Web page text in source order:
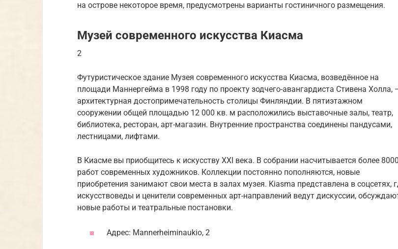
на острове некоторое время, предусмотрены варианты гостиничного размещения.
Музей современного искусства Киасма
2
Футуристическое здание Музея современного искусства Киасма, возведённое на
площади Маннергейма в 1998 году по проекту зодчего-авангардиста Стивена Холла,
архитектурная достопримечательность столицы Финляндии. В пятиэтажном
сооружении общей площадью 12 000 кв. м расположились выставочные залы, театр,
библиотека, ресторан, арт-магазин. Внутренние пространства соединены пандусами,
лестницами, лифтами.
В Киасме вы приобщитесь к искусству XXI века. В собрании насчитывается более 8000
работ современных художников. Коллекции постоянно пополняются, новые
приобретения занимают свои места в залах музея. Kiasma представлена в соцсетях,
искусствоведы и ценители современных арт-направлений ведут дискуссии,
новые работы и театральные постановки.
Адрес: Mannerheiminaukio, 2